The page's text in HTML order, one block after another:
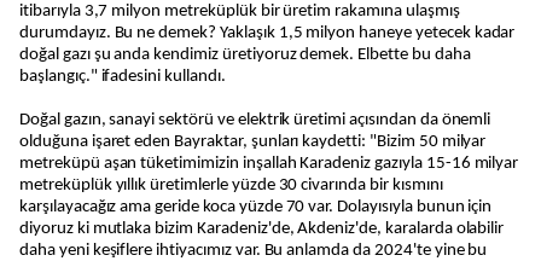
itibarıyla 3,7 milyon metreküplük bir üretim rakamına ulaşmış
durumdayız. Bu ne demek? Yaklaşık 1,5 milyon haneye yetecek kadar
doğal gazı şu anda kendimiz üretiyoruz demek. Elbette bu daha
başlangıç." ifadesini kullandı.
Doğal gazın, sanayi sektörü ve elektrik üretimi açısından da önemli
olduğuna işaret eden Bayraktar, şunları kaydetti: "Bizim 50 milyar
metreküpü aşan tüketimimizin inşallah Karadeniz gazıyla 15-16 milyar
metreküplük yıllık üretimlerle yüzde 30 civarında bir kısmını
karşılayacağız ama geride koca yüzde 70 var. Dolayısıyla bunun için
diyoruz ki mutlaka bizim Karadeniz'de, Akdeniz'de, karalarda olabilir
daha yeni keşiflere ihtiyacımız var. Bu anlamda da 2024'te yine bu